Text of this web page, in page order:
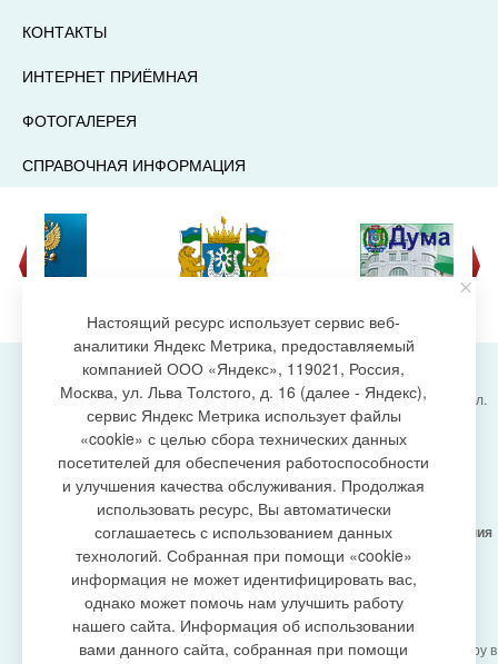
КОНТАКТЫ
ИНТЕРНЕТ ПРИЁМНАЯ
ФОТОГАЛЕРЕЯ
СПРАВОЧНАЯ ИНФОРМАЦИЯ
создание сайта
Администрация городского поселения Излучинск, ул.
Энергетиков, 6, пгт. Излучинск, Нижневартовский
район,
Ханты-Мансийский автономный округ-Югра
(Тюменская область), 628634
Сетевое изданиеhttps://www.gp-izluchinsk.ru
16+
Учредитель -Администрация городского поселения
Излучинск
Главный редактор - Бурич Денис Ярославович
Телефон/факс: (3466) 28-13-77 , e-mail:
admizl@rambler.ru
Сетевое изданиеhttps://www.gp-izluchinsk.ru
зарегистрировано Федеральной службой по надзору в
Настоящий ресурс использует сервис веб-
аналитики Яндекс Метрика, предоставляемый
компанией ООО «Яндекс», 119021, Россия,
Москва, ул. Льва Толстого, д. 16 (далее - Яндекс),
сервис Яндекс Метрика использует файлы
«cookie» с целью сбора технических данных
посетителей для обеспечения работоспособности
и улучшения качества обслуживания. Продолжая
использовать ресурс, Вы автоматически
соглашаетесь с использованием данных
технологий. Собранная при помощи «cookie»
информация не может идентифицировать вас,
однако может помочь нам улучшить работу
нашего сайта. Информация об использовании
вами данного сайта, собранная при помощи